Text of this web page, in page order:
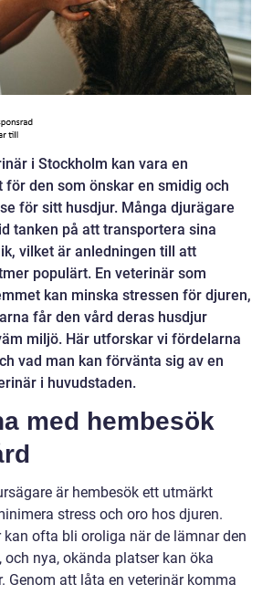
i Stockholm kan vara en
för den som önskar en smidig och
för sitt husdjur. Många djurägare
tanken på att transportera sina
vilket är anledningen till att
populärt. En veterinär som
kan minska stressen för djuren,
får den vård deras husdjur
miljö. Här utforskar vi fördelarna
vad man kan förvänta sig av en
i huvudstaden.
med hembesök
är hembesök ett utmärkt
stress och oro hos djuren.
kan ofta bli oroliga när de lämnar den
nya, okända platser kan öka
Genom att låta en veterinär komma